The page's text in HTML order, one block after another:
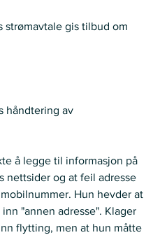
strømavtale gis tilbud om
håndtering av
å legge til informasjon på
nettsider og at feil adresse
Hun hevder at
"annen adresse". Klager
flytting, men at hun måtte